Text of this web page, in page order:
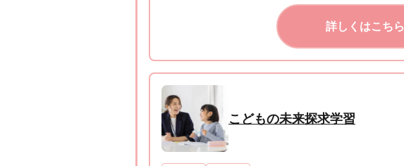
詳しくはこちら
こどもの未来探求学習